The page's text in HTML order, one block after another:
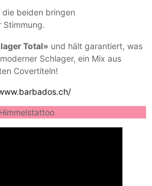
beiden bringen
Stimmung.
Total» und hält garantiert, was
Schlager, ein Mix aus
Covertiteln!